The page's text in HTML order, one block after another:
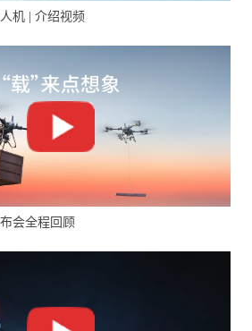
机 | 介绍视频
会全程回顾